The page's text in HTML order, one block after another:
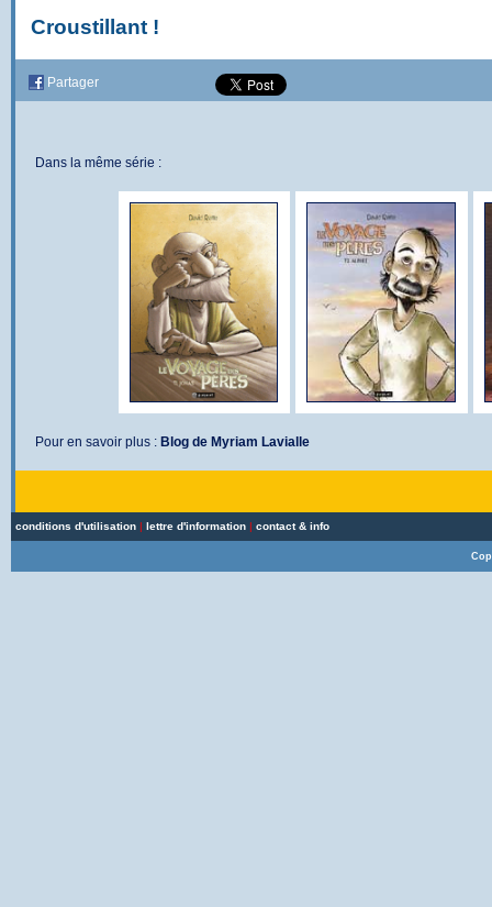
Croustillant !
Partager
Dans la même série :
Pour en savoir plus : Blog de Myriam Lavialle
conditions d'utilisation | lettre d'information | contact & info